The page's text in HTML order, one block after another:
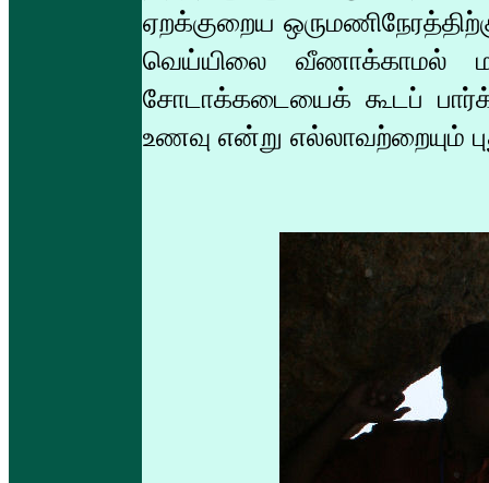
ஏறக்குறைய
வெய்யிலை வீணாக்காமல்
சோடாக்கடையைக் கூடப்
உணவு என்று எல்லாவற்றையும்